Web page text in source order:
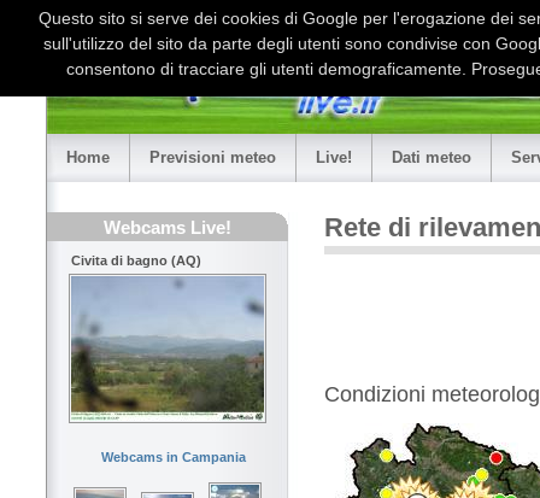
Home Previsioni meteo Live! Dati meteo
Webcams Live!
Civita di bagno (AQ)
Webcams in Campania
Rete di
Condizioni
Questo sito si serve dei cookies di Google per l'erogazione dei
sull'utilizzo del sito da parte degli utenti sono condivise con
consentono di tracciare gli utenti demograficamente.